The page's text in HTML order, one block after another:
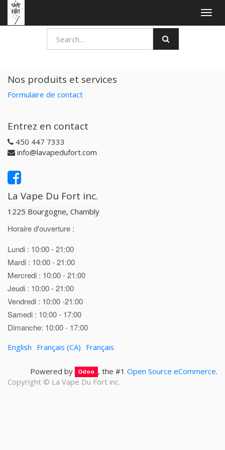
Nos produits et services
Formulaire de contact
Entrez en contact
450 447 7333
info@lavapedufort.com
La Vape Du Fort inc.
1225 Bourgogne, Chambly
Horaire d'ouverture :
Lundi : 10:00 - 21:00
Mardi : 10:00 - 21:00
Mercredi : 10:00 - 21:00
Jeudi : 10:00 - 21:00
Vendredi : 10:00 -21:00
Samedi : 10:00 - 17:00
Dimanche: 10:00 - 17:00
English Français (CA) Français
Powered by Odoo , the #1 Open Source eCommerce.
Copyright © La Vape Du Fort inc.